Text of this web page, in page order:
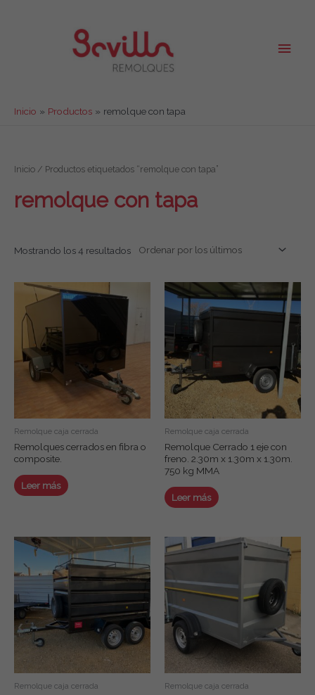
Inicio Productos remolque con tapa
Inicio / Productos etiquetados “remolque con tapa”
remolque con tapa
Mostrando los 4 resultados
Remolque caja cerrada
Remolques cerrados en fibra o
composite.
Leer más
Remolque caja cerrada
Remolque Cerrado 1 eje con
freno. 2.30m x 1.30m x 1.30m.
750 kg MMA
Leer más
Remolque caja cerrada Remolque caja cerrada